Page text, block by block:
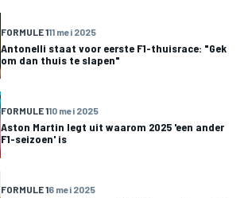
FORMULE 111 mei 2025
Antonelli staat voor eerste F1-thuisrace: "Gek
om dan thuis te slapen"
FORMULE 110 mei 2025
Aston Martin legt uit waarom 2025 'een ander
F1-seizoen' is
FORMULE 16 mei 2025